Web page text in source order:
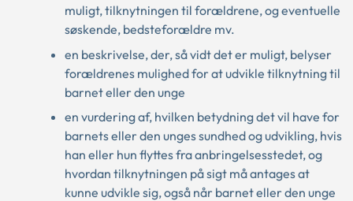
muligt, tilknytningen til forældrene, og eventuelle
søskende, bedsteforældre mv.
en beskrivelse, der, så vidt det er muligt, belyser
forældrenes mulighed for at udvikle tilknytning til
barnet eller den unge
en vurdering af, hvilken betydning det vil have for
barnets eller den unges sundhed og udvikling, hvis
han eller hun flyttes fra anbringelsesstedet, og
hvordan tilknytningen på sigt må antages at
kunne udvikle sig, også når barnet eller den unge